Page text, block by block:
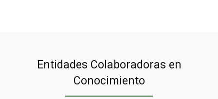
Entidades Colaboradoras en
Conocimiento